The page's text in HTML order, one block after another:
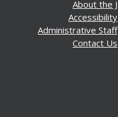
About the J
Accessibility
Administrative Staff
Contact Us